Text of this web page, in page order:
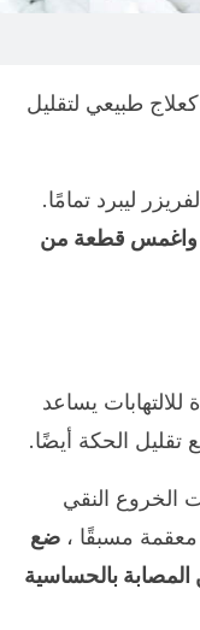
طبيعي لتقليل
ليبرد تمامًا.
واغمس قطعة من
يساعد
تقليل الحكة أيضًا.
الخروع النقي
ضع
بالحساسية